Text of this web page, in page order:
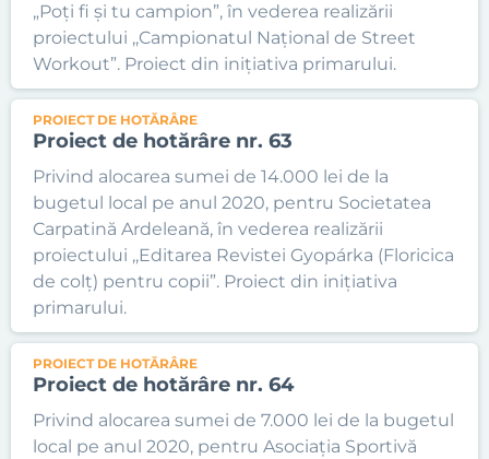
„Poți fi și tu campion”, în vederea realizării
proiectului ,,Campionatul Național de Street
Workout”. Proiect din inițiativa primarului.
PROIECT DE HOTĂRÂRE
Proiect de hotărâre nr. 63
Privind alocarea sumei de 14.000 lei de la
bugetul local pe anul 2020, pentru Societatea
Carpatină Ardeleană, în vederea realizării
proiectului ,,Editarea Revistei Gyopárka (Floricica
de colț) pentru copii”. Proiect din inițiativa
primarului.
PROIECT DE HOTĂRÂRE
Proiect de hotărâre nr. 64
Privind alocarea sumei de 7.000 lei de la bugetul
local pe anul 2020, pentru Asociația Sportivă